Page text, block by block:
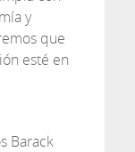
y
que
esté en
Barack